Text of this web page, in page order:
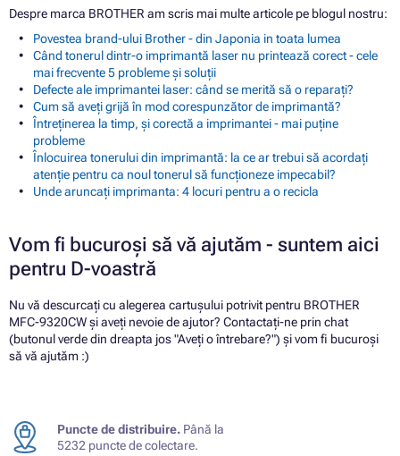
Despre marca BROTHER am scris mai multe articole pe blogul nostru:
Povestea brand-ului Brother - din Japonia in toata lumea
Când tonerul dintr-o imprimantă laser nu printează corect - cele
mai frecvente 5 probleme și soluții
Defecte ale imprimantei laser: când se merită să o reparați?
Cum să aveți grijă în mod corespunzător de imprimantă?
Întreținerea la timp, și corectă a imprimantei - mai puține
probleme
Înlocuirea tonerului din imprimantă: la ce ar trebui să acordați
atenție pentru ca noul tonerul să funcționeze impecabil?
Unde aruncați imprimanta: 4 locuri pentru a o recicla
Vom fi bucuroși să vă ajutăm - suntem aici
pentru D-voastră
Nu vă descurcați cu alegerea cartușului potrivit pentru BROTHER
MFC-9320CW și aveți nevoie de ajutor? Contactați-ne prin chat
(butonul verde din dreapta jos "Aveți o întrebare?") și vom fi bucuroși
să vă ajutăm :)
Puncte de distribuire. Până la
5232 puncte de colectare.